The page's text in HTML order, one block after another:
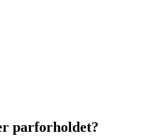
parforholdet?